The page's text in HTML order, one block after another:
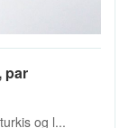
par
og l...